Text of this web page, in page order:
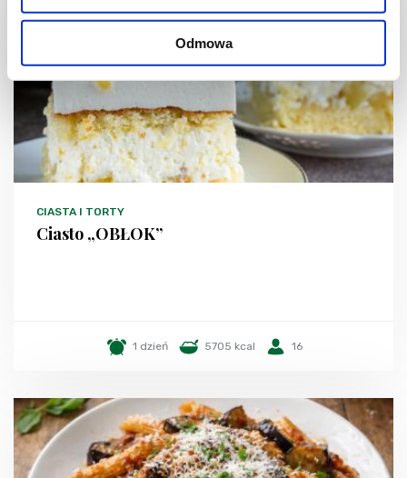
Odmowa
CIASTA I TORTY
Ciasto „OBŁOK”
1 dzień 5705 kcal 16